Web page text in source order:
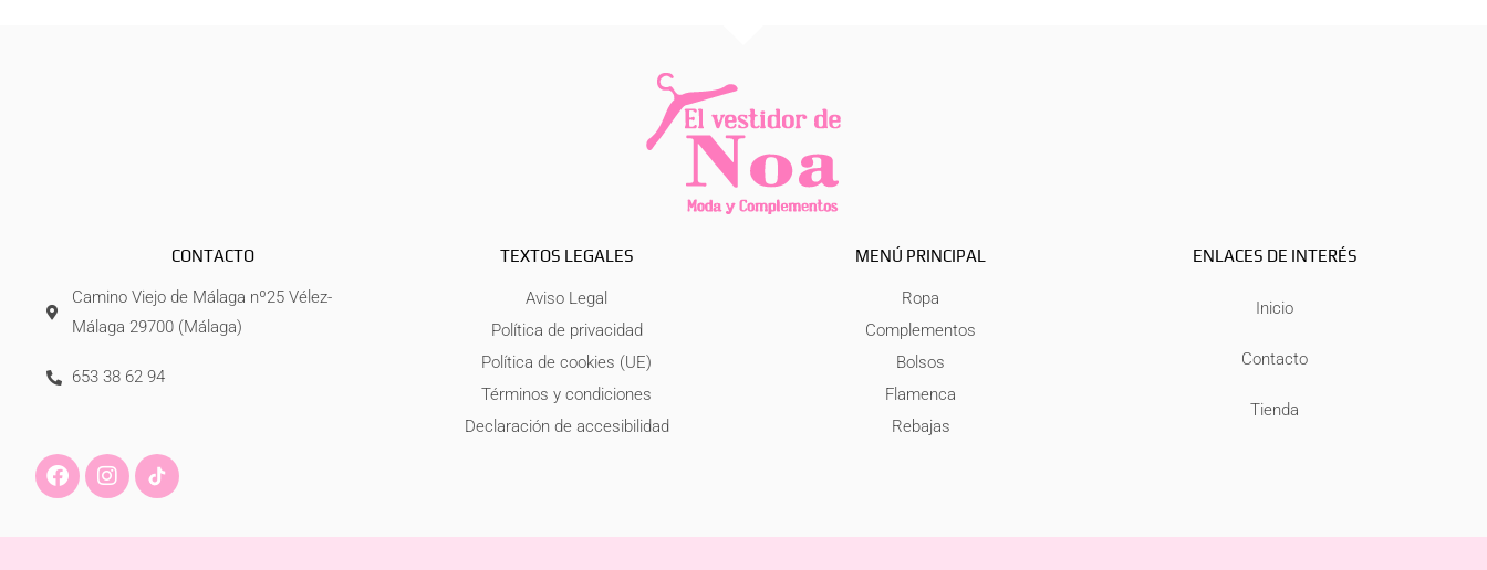
CONTACTO
Camino Viejo de Málaga nº25 Vélez-
Málaga 29700 (Málaga)
653 38 62 94
TEXTOS LEGALES
Aviso Legal
Política de privacidad
Política de cookies (UE)
Términos y condiciones
Declaración de accesibilidad
MENÚ PRINCIPAL
Ropa
Complementos
Bolsos
Flamenca
Rebajas
ENLACES DE INTERÉS
Inicio
Contacto
Tienda
F
a
e
I
n
t